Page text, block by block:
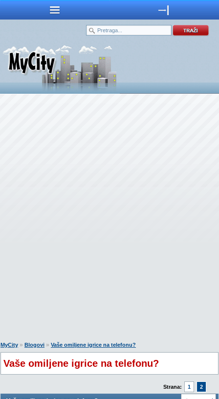
MyCity » Blogovi » Vaše omiljene igrice na telefonu?
Vaše omiljene igrice na telefonu?
Strana: 1 2